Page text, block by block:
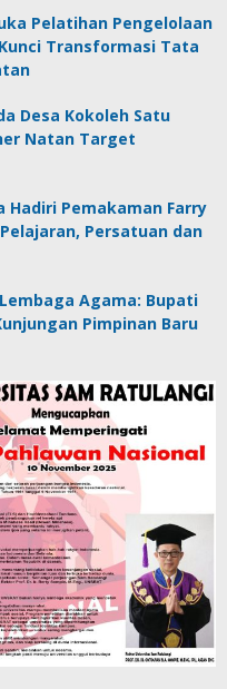
Pelatihan Pengelolaan
Transformasi Tata
Desa Kokoleh Satu
Natan Target
Hadiri Pemakaman Farry
Persatuan dan
Agama: Bupati
Pimpinan Baru